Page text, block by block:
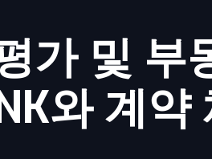
가 및
와 계약